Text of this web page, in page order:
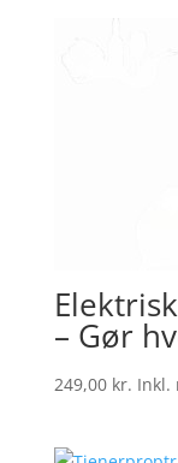
– Gør
249,00 kr. Inkl.